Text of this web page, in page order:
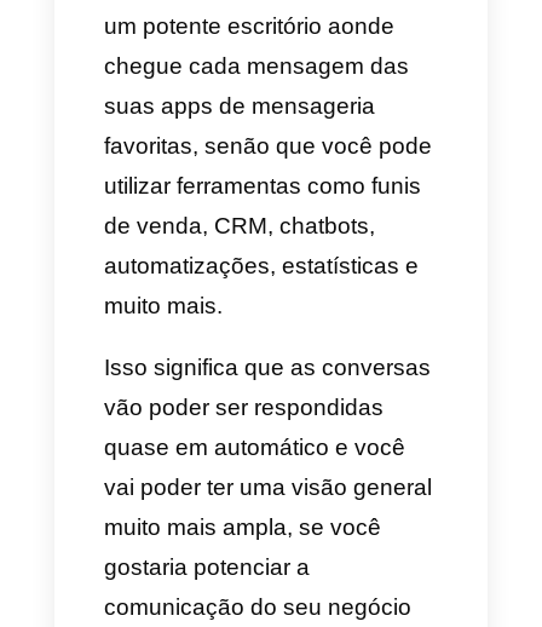
desejamos publicar o anúncio e
selecionamos o WhatsApp
como canal para enviar os
chats. Você deve ter em conta
que se pode eleger mais de um
canal.
5) Depois configuramos várias
“cositas” como o orçamento, a
audiência, as localizações e os
tempos de publicação do nosso
anúncio.